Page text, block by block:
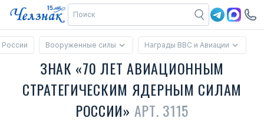
Вооруженные силы Награды ВВС и Авиации
ЗНАК «70 ЛЕТ АВИАЦИОННЫМ
СТРАТЕГИЧЕСКИМ ЯДЕРНЫМ СИЛАМ
РОССИИ» АРТ. 3115